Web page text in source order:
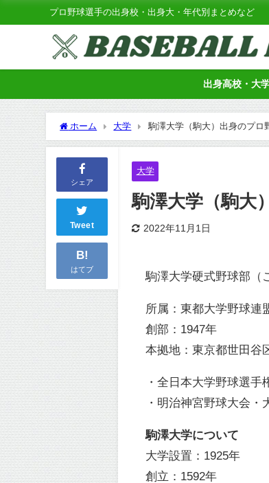
プロ野球選手の出身校・出身大・年代別まとめなど
出身高校・大
ホーム 大学 駒澤大学（駒大）出身のプロ
シェア
Tweet
B!
はてブ
大学
駒澤大学（駒大
2022年11月1日
駒澤大学硬式野球部（
所属：東都大学野球連
創部：1947年
本拠地：東京都世田谷
・全日本大学野球選手
・明治神宮野球大会・
駒澤大学について
大学設置：1925年
創立：1592年